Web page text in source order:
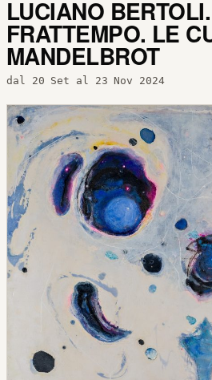
LUCIANO BERTOLI.
FRATTEMPO. LE
MANDELBROT
dal 20 Set al 23 Nov 2024